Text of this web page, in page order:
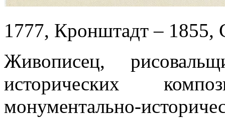
1777, Кронштадт – 1855,
Живописец,
исторических
монументально-